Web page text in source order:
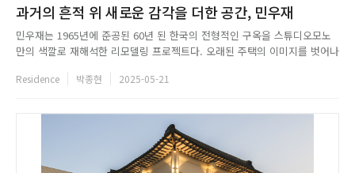
과거의 흔적 위 새로운 감각을 더한 공간, 민우재
민우재는 1965년에 준공된 60년 된 한국의 전형적인 구옥을 스튜디오모노
만의 색깔로 재해석한 리모델링 프로젝트다. 오래된 주택의 이미지를 벗어나
구옥 특유의 클래식함에 동양적인 콘셉트을 더해 내외부 공간의 무드가 자연
Residence 박종현 2025-05-21